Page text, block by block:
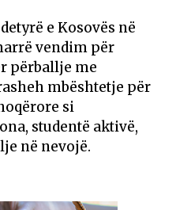
e Kosovës në
vendim për
përballje me
mbështetje për
si
studentë aktivë,
në nevojë.